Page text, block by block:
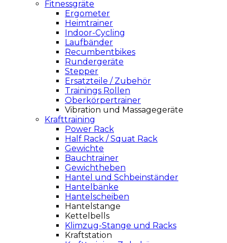
Fitnessgräte
Ergometer
Heimtrainer
Indoor-Cycling
Laufbänder
Recumbentbikes
Rundergeräte
Stepper
Ersatzteile / Zubehör
Trainings Rollen
Oberkörpertrainer
Vibration und Massagegeräte
Krafttraining
Power Rack
Half Rack / Squat Rack
Gewichte
Bauchtrainer
Gewichtheben
Hantel und Schbeinständer
Hantelbänke
Hantelscheiben
Hantelstange
Kettelbells
Klimzug-Stange und Racks
Kraftstation